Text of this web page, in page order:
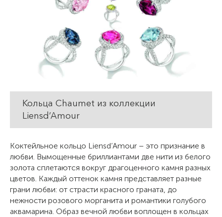
Кольца Chaumet из коллекции
Liensd’Amour
Коктейльное кольцо Liensd’Amour – это признание в
любви. Вымощенные бриллиантами две нити из белого
золота сплетаются вокруг драгоценного камня разных
цветов. Каждый оттенок камня представляет разные
грани любви: от страсти красного граната, до
нежности розового морганита и романтики голубого
аквамарина. Образ вечной любви воплощен в кольцах